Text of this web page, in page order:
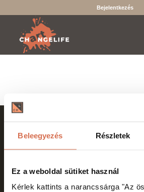
Beleegyezés Részletek
Ez a weboldal sütiket használ
Kérlek kattints a narancssárga "Az
Bejelentkezés
A böngészés és bankkártyás fizetés
garantálja.
Az online fizetést a Barion Payment Zrt.
száma: H-EN-I-1064/2013